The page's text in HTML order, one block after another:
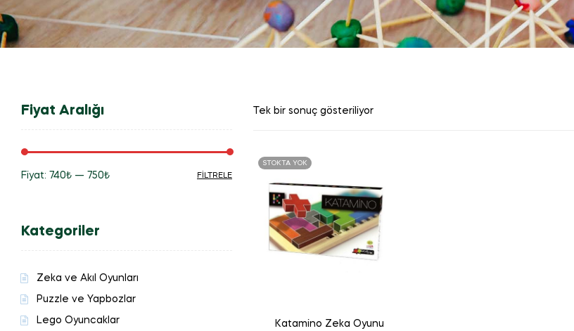
Tek bir sonuç gösteriliyor
STOKTA YOK
Katamino Zeka Oyunu
Fiyat Aralığı
FILTRELE
Fiyat: 740₺ — 750₺
Kategoriler
Zeka ve Akıl Oyunları
Puzzle ve Yapbozlar
Lego Oyuncaklar